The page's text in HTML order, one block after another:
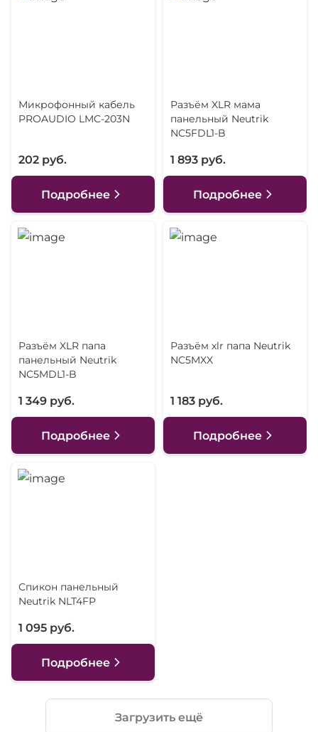
Микрофонный кабель
PROAUDIO LMC-203N
202 руб.
Подробнее
Разъём XLR мама
панельный Neutrik
NC5FDL1-B
1 893 руб.
Подробнее
Разъём XLR папа
панельный Neutrik
NC5MDL1-B
1 349 руб.
Подробнее
Разъём xlr папа Neutrik
NC5MXX
1 183 руб.
Подробнее
Спикон панельный
Neutrik NLT4FP
1 095 руб.
Подробнее
Загрузить ещё